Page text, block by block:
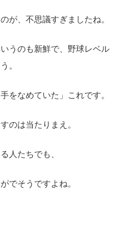
が、不思議すぎましたね。
うのも新鮮で、野球レベル
。
をなめていた」これです。
のは当たりまえ。
人たちでも、
でそうですよね。